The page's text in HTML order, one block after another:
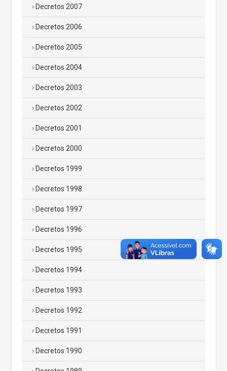
Decretos 2007
Decretos 2006
Decretos 2005
Decretos 2004
Decretos 2003
Decretos 2002
Decretos 2001
Decretos 2000
Decretos 1999
Decretos 1998
Decretos 1997
Decretos 1996
Decretos 1995
Decretos 1994
Decretos 1993
Decretos 1992
Decretos 1991
Decretos 1990